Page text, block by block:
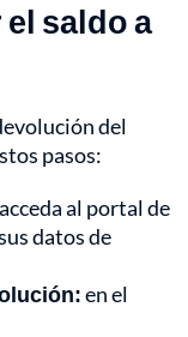
saldo a
del
pasos:
acceda al portal de
datos de
en el